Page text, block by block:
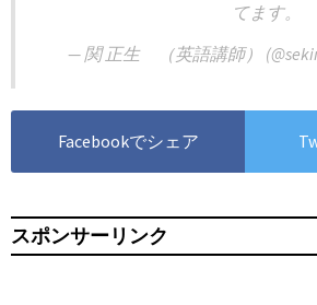
てます。
— 関 正生 （英語講師）
Facebookでシェア
スポンサーリンク